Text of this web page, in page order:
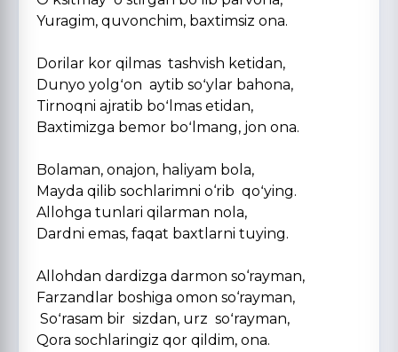
Yuragim, quvonchim, baxtimsiz ona.
Dorilar kor qilmas tashvish ketidan,
Dunyo yolgʻon aytib soʻylar bahona,
Tirnoqni ajratib boʻlmas etidan,
Baxtimizga bemor boʻlmang, jon ona.
Bolaman, onajon, haliyam bola,
Mayda qilib sochlarimni o‘rib qoʻying.
Allohga tunlari qilarman nola,
Dardni emas, faqat baxtlarni tuying.
Allohdan dardizga darmon so‘rayman,
Farzandlar boshiga omon so‘rayman,
Soʻrasam bir sizdan, urz soʻrayman,
Qora sochlaringiz qor qildim, ona.